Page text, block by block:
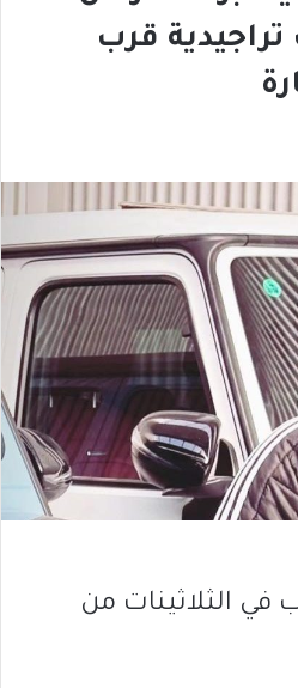
قرب
في الثلاثينات من